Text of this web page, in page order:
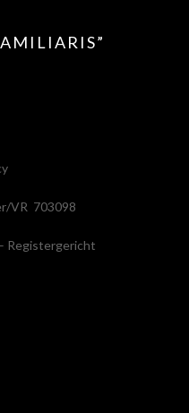
VR 703098
Registergericht